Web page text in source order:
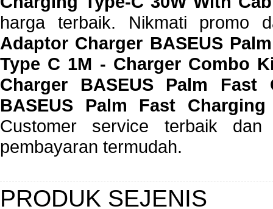
harga terbaik. Nikmati promo
Adaptor Charger BASEUS
Type C 1M - Charger Combo
Charger BASEUS Palm Fast
BASEUS Palm Fast
Customer service terbaik
pembayaran termudah.
PRODUK SEJENIS